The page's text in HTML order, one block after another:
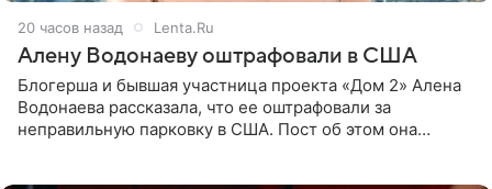
20 часов назад Lenta.Ru
Алену Водонаеву оштрафовали в США
Блогерша и бывшая участница проекта «Дом 2» Алена
Водонаева рассказала, что ее оштрафовали за
неправильную парковку в США. Пост об этом она